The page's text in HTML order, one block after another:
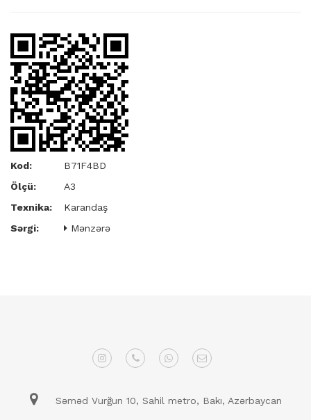
Kod:
B71F4BD
Ölçü:
A3
Texnika:
Karandaş
Sərgi:
Mənzərə
Səməd Vurğun 10, Sahil metro, Bakı, Azərbaycan